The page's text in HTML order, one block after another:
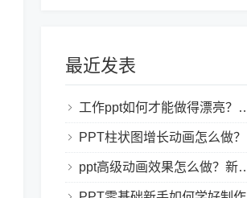
最近发表
工作ppt如何才能做得漂亮？职场PPT美化与制作技巧
PPT柱状图增长动画怎么做？实用的ppt技巧分享给你！
ppt高级动画效果怎么做？新手也能学会的亮眼PPT动画指南